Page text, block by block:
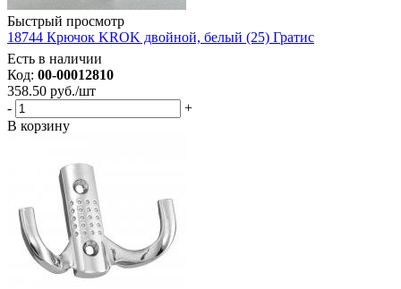
Быстрый просмотр
18744 Крючок KROK двойной, белый (25) Гратис
Есть в наличии
Код: 00-00012810
358.50 руб./шт
-
+
В корзину